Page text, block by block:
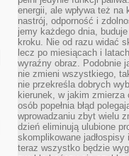
energii, ale wpływa też na
nastrój, odporność i
jemy każdego dnia,
kroku. Nie od razu widać
lecz po miesiącach i
wyraźny obraz. Podobnie
nie zmieni wszystkiego,
nie przekreśla dobrych
kierunek, w jakim zmierza
osób popełnia błąd
wprowadzaniu zbyt wielu
dzień eliminują ulubione
skomplikowane
teraz wszystko będzie